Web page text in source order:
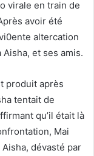
virale en train de
avoir été
altercation
et ses amis.
produit après
tentait de
qu’il était là
Mai
Aisha, dévasté par